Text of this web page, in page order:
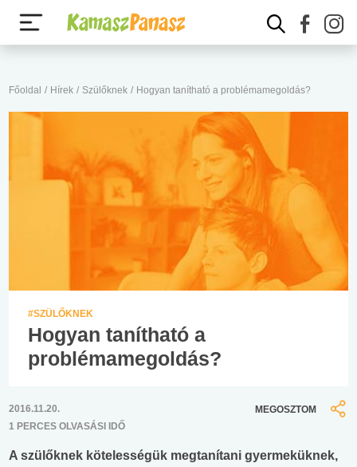
Főoldal / Hírek / Szülőknek / Hogyan tanítható a problémamegoldás?
#SZÜLŐKNEK
Hogyan tanítható a
problémamegoldás?
2016.11.20.
1 PERCES OLVASÁSI IDŐ
MEGOSZTOM
A szülőknek kötelességük megtanítani gyermeküknek,